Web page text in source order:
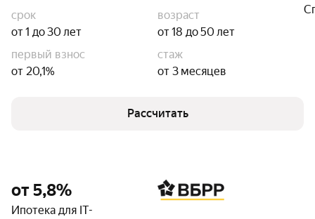
срок
от 1 до 30 лет
возраст
от 18 до 50 лет
первый взнос
от 20,1%
стаж
от 3 месяцев
Рассчитать
от 5,8%
Ипотека для IT-